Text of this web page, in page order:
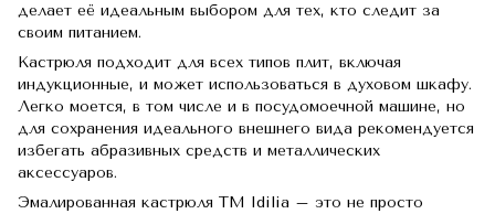
делает её идеальным выбором для тех, кто следит за
своим питанием.
Кастрюля подходит для всех типов плит, включая
индукционные, и может использоваться в духовом шкафу.
Легко моется, в том числе и в посудомоечной машине, но
для сохранения идеального внешнего вида рекомендуется
избегать абразивных средств и металлических
аксессуаров.
Эмалированная кастрюля TM Idilia – это не просто